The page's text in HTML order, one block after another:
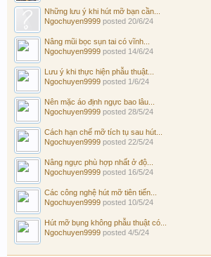
Những lưu ý khi hút mỡ bạn cần...
Ngochuyen9999 posted 20/6/24
Nâng mũi bọc sụn tai có vĩnh...
Ngochuyen9999 posted 14/6/24
Lưu ý khi thực hiện phẫu thuật...
Ngochuyen9999 posted 1/6/24
Nên mặc áo định ngực bao lâu...
Ngochuyen9999 posted 28/5/24
Cách hạn chế mỡ tích tụ sau hút...
Ngochuyen9999 posted 22/5/24
Nâng ngực phù hợp nhất ở độ...
Ngochuyen9999 posted 16/5/24
Các công nghệ hút mỡ tiên tiến...
Ngochuyen9999 posted 10/5/24
Hút mỡ bụng không phẫu thuật có...
Ngochuyen9999 posted 4/5/24